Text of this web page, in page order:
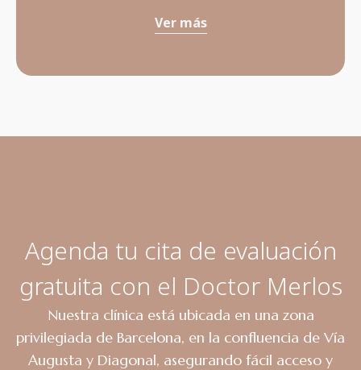
Ver más
Agenda tu cita de evaluación
gratuita con el Doctor Merlos
Nuestra clínica está ubicada en una zona
privilegiada de Barcelona, en la confluencia de Vía
Augusta y Diagonal, asegurando fácil acceso y